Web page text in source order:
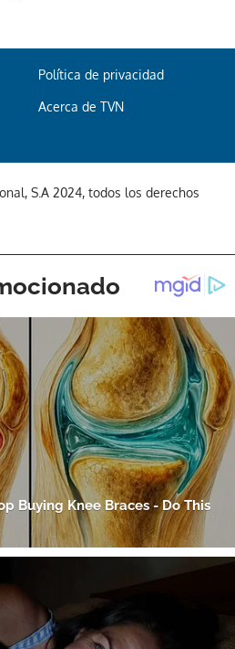
Política de privacidad
Acerca de TVN
S.A 2024, todos los derechos